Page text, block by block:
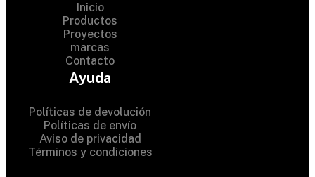
Inicio
Productos
Proyectos
marcas
Contacto
Ayuda
Políticas de devolución
Políticas de envío
Aviso de privacidad
Términos y condiciones